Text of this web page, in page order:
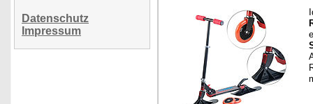
Datenschutz
Impressum